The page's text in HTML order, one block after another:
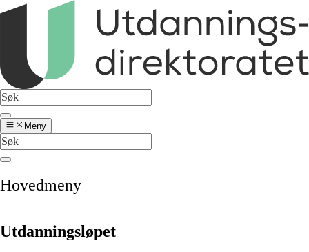
Meny
Hovedmeny
Utdanningsløpet